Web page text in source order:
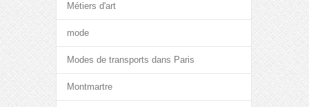
Métiers d'art
mode
Modes de transports dans Paris
Montmartre